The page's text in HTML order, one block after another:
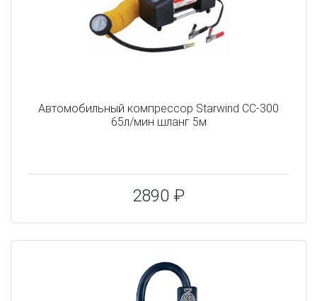
Автомобильный компрессор Starwind CC-300
65л/мин шланг 5м
2890 ₽